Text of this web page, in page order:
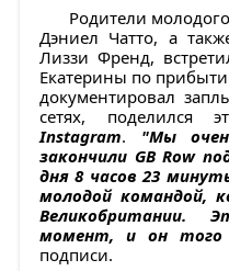
Родители
Дэниел Чатто, а
Лиззи Френд,
Екатерины по
документировал
сетях, поделился
Instagram. "Мы
закончили GB Row
дня 8 часов 23
молодой командой,
Великобритании.
момент, и он того
подписи.